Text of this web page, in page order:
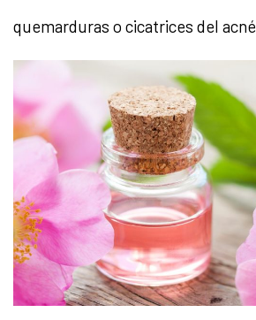
quemarduras o cicatrices del acné.